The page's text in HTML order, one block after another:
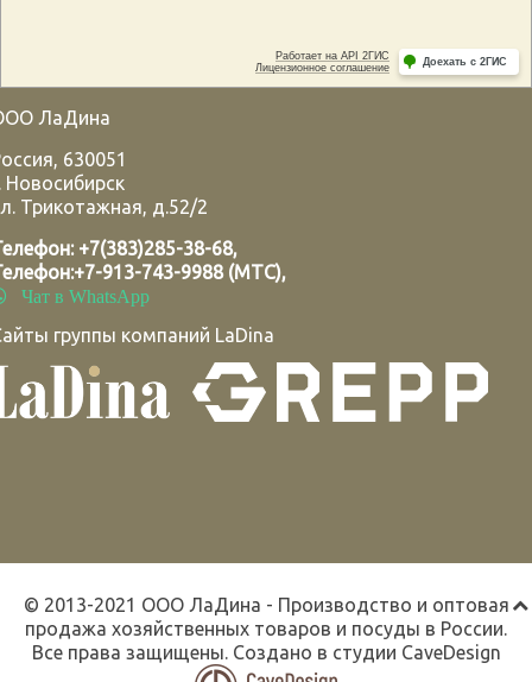
ЛаДина
630051
Новосибирск
Трикотажная, д.52/2
+7(383)285-38-68,
+7-913-743-9988 (МТС),
Чат в WhatsApp
группы компаний LaDina
© 2013-2021 ООО ЛаДина - Производство и оптовая
продажа хозяйственных товаров и посуды в России.
Все права защищены. Создано в студии CaveDesign